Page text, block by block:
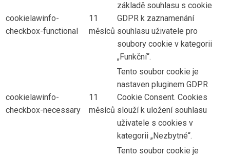
cookielawinfo-
checkbox-functional
11
měsíců
základě souhlasu s cookie
GDPR k zaznamenání
souhlasu uživatele pro
soubory cookie v kategorii
„Funkční“.
cookielawinfo-
checkbox-necessary
11
měsíců
Tento soubor cookie je
nastaven pluginem GDPR
Cookie Consent. Cookies
slouží k uložení souhlasu
uživatele s cookies v
kategorii „Nezbytné“.
Tento soubor cookie je